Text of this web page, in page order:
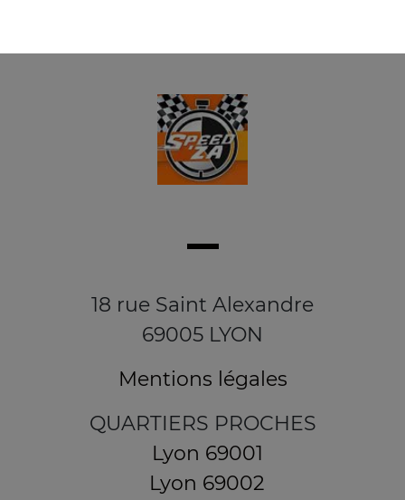
18 rue Saint Alexandre
69005 LYON
Mentions légales
QUARTIERS PROCHES
Lyon 69001
Lyon 69002